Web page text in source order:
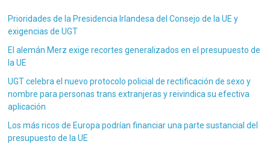
Prioridades de la Presidencia Irlandesa del Consejo de la UE y
exigencias de UGT
El alemán Merz exige recortes generalizados en el presupuesto de
la UE
UGT celebra el nuevo protocolo policial de rectificación de sexo y
nombre para personas trans extranjeras y reivindica su efectiva
aplicación
Los más ricos de Europa podrían financiar una parte sustancial del
presupuesto de la UE